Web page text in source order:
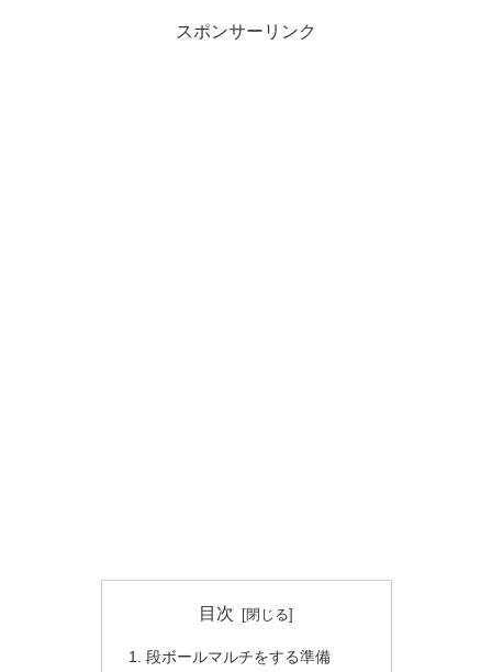
スポンサーリンク
目次
段ボールマルチをする準備